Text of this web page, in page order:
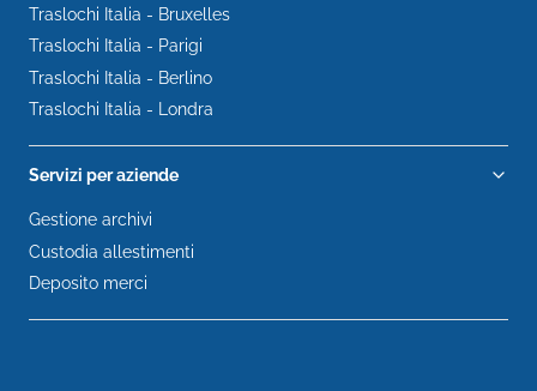
Traslochi Italia - Bruxelles
Traslochi Italia - Parigi
Traslochi Italia - Berlino
Traslochi Italia - Londra
Servizi per aziende
Gestione archivi
Custodia allestimenti
Deposito merci